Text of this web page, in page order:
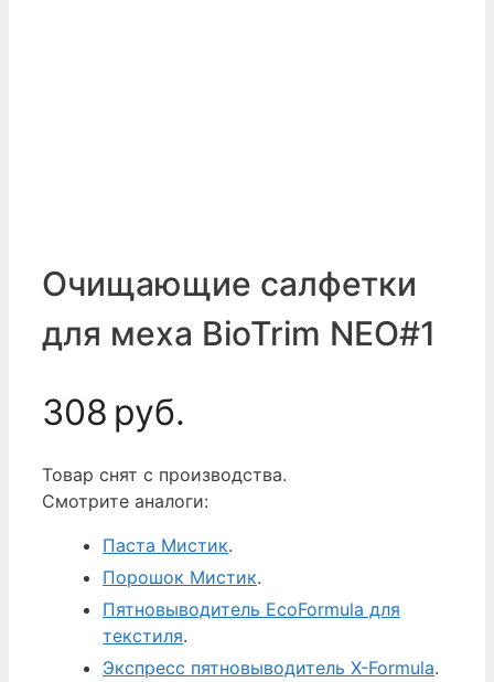
Очищающие салфетки
для меха BioTrim NEO#1
308 руб.
Товар снят с производства.
Смотрите аналоги:
Паста Мистик.
Порошок Мистик.
Пятновыводитель EcoFormula для
текстиля.
Экспресс пятновыводитель X-Formula.